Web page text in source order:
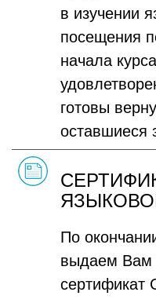
в изучении
посещения
начала
готовы
оставшиеся
По
выдаем
сертификат